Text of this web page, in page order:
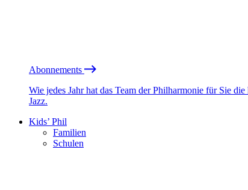
Abonnements
Wie jedes Jahr hat das Team der Philharmonie für Sie
Jazz.
Kids’ Phil
Familien
Schulen